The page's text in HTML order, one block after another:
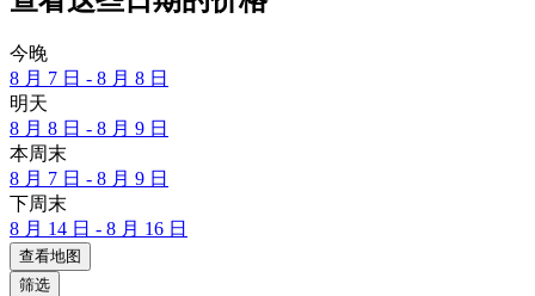
今晚
8 月 7 日 - 8 月 8 日
明天
8 月 8 日 - 8 月 9 日
本周末
8 月 7 日 - 8 月 9 日
下周末
8 月 14 日 - 8 月 16 日
查看地图
筛选